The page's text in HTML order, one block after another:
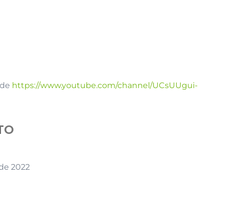
https://www.youtube.com/channel/UCsUUgui-
2022